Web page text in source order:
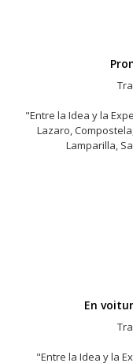
"Entre la Idea y la
Lazaro,
Lamparilla,
En
"Entre la Idea y la